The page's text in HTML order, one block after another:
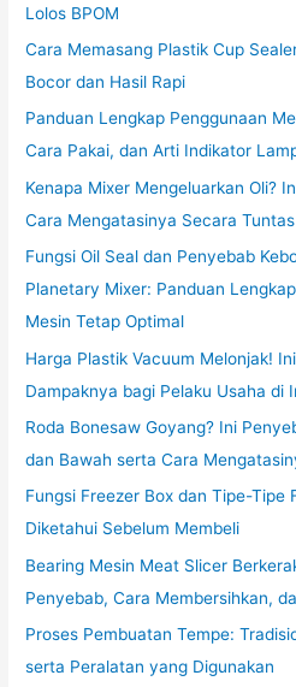
Lolos BPOM
Cara Memasang Plastik Cup
Bocor dan Hasil Rapi
Panduan Lengkap Penggunaan
Cara Pakai, dan Arti Indikator
Kenapa Mixer Mengeluarkan Oli?
Cara Mengatasinya Secara Tuntas
Fungsi Oil Seal dan Penyebab
Planetary Mixer: Panduan
Mesin Tetap Optimal
Harga Plastik Vacuum Melonjak!
Dampaknya bagi Pelaku Usaha di
Roda Bonesaw Goyang? Ini
dan Bawah serta Cara
Fungsi Freezer Box dan Tipe-Tipe
Diketahui Sebelum Membeli
Bearing Mesin Meat Slicer
Penyebab, Cara Membersihkan,
Proses Pembuatan Tempe:
serta Peralatan yang Digunakan